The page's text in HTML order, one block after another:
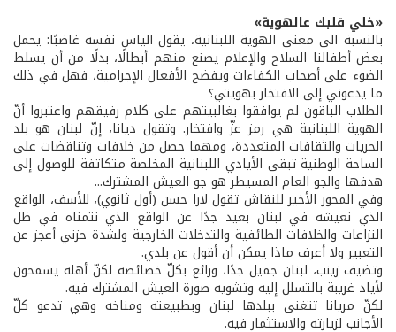
«خلي قلبك عالهوية»
بالنسبة الى معنى الهوية اللبنانية، يقول الياس نفسه غاضبًا: يحمل
بعض أطفالنا السلاح والإعلام يصنع منهم أبطالًا، بدلًا من أن يسلط
الضوء على أصحاب الكفاءات ويفضح الأفعال الإجرامية، فهل في ذلك
ما يدعوني إلى الافتخار بهويتي؟
الطلاب الباقون لم يوافقوا بغالبيتهم على كلام رفيقهم واعتبروا أنّ
الهوية اللبنانية هي رمز عزّ وافتخار. وتقول ديانا، إنّ لبنان هو بلد
الحريات والثقافات المتعددة، ومهما حصل من خلافات وتناقضات على
الساحة الوطنية تبقى الأيادي اللبنانية المخلصة متكاتفة للوصول إلى
هدفها والجو العام المسيطر هو جو العيش المشترك...
وفي المحور الأخير للنقاش تقول لارا حسن (أول ثانوي)، للأسف، الواقع
الذي نعيشه في لبنان بعيد جدًا عن الواقع الذي نتمناه في ظل
النزاعات والخلافات الطائفية والتدخلات الخارجية ولشدة حزني أعجز عن
التعبير ولا أعرف ماذا يمكن أن أقول عن بلدي.
وتضيف زينب، لبنان جميل جدًا، ورائع بكلّ خصائصه لكنّ أهله يسمحون
لأياد غريبة بالتسلل إليه وتشويه صورة العيش المشترك فيه.
لكنّ مريانا تتغنى ببلدها لبنان وبطبيعته ومناخه وهي تدعو كلّ
الأجانب لزيارته والاستثمار فيه.